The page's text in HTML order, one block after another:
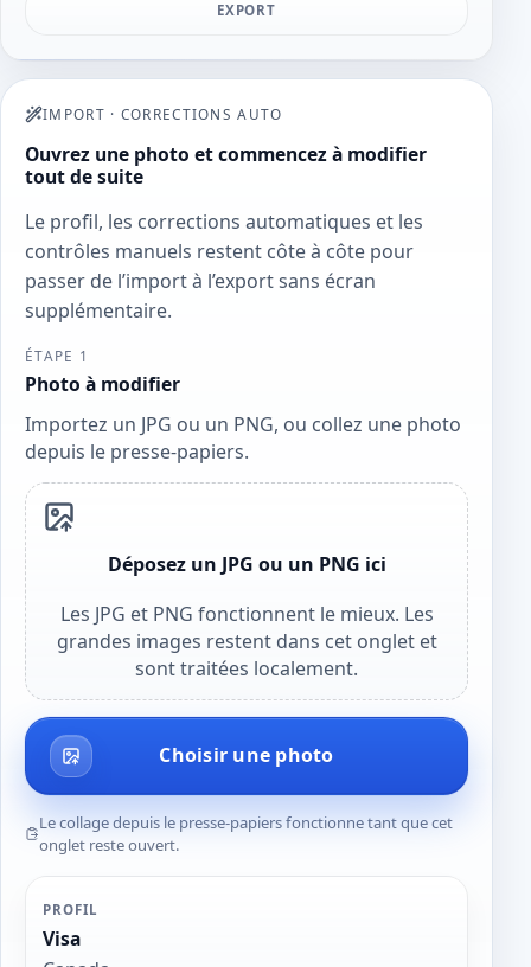
EXPORT
IMPORT · CORRECTIONS AUTO
Ouvrez une photo et commencez à modifier
tout de suite
Le profil, les corrections automatiques et les
contrôles manuels restent côte à côte pour
passer de l’import à l’export sans écran
supplémentaire.
ÉTAPE 1
Photo à modifier
Importez un JPG ou un PNG, ou collez une photo
depuis le presse-papiers.
Déposez un JPG ou un PNG ici
Les JPG et PNG fonctionnent le mieux. Les
grandes images restent dans cet onglet et
sont traitées localement.
Choisir une photo
Le collage depuis le presse-papiers fonctionne tant que cet
onglet reste ouvert.
PROFIL
Visa